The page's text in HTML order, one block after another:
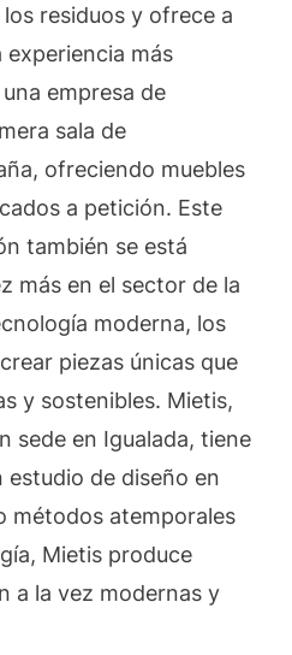
residuos y ofrece a
más
empresa de
sala de
ofreciendo muebles
a petición. Este
también se está
más en el sector de la
moderna, los
piezas únicas que
y sostenibles. Mietis,
sede en Igualada, tiene
estudio de diseño en
métodos atemporales
Mietis produce
a la vez modernas y